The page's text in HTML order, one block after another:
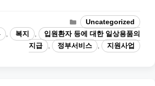
카
테
고
리
Uncategorized
, 복지 ,
입원환자 등에 대한 일상용품의
지급
, 정부서비스 , 지원사업